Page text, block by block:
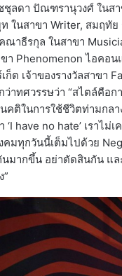
ชุลดา ปัณฑรานุวงศ์ ในส
ในสาขา Writer, สมฤทัย
ณาธีรกุล ในสาขา
า Phenomenon ไอคอ
ก็ต เจ้าของรางวัลสาขา
ว่าทศวรรษว่า “สไตล์คือก
คติในการใช้ชีวิตท่ามกลา
have no hate’ เราไม่
คมทุกวันนี้เต็มไปด้วย
มากขึ้น อย่าตัดสินกัน แล